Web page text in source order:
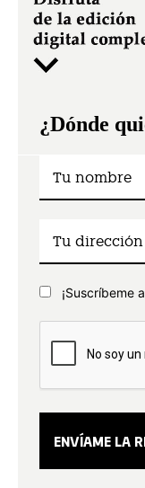
¿Dónde
¡Suscríbeme